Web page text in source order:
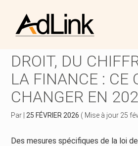
Aller
au
Créer et reprendre une activité
Développer votre entreprise
Construire votre patrimoine
Piloter votre gestion
Gérer vos ressources humaines
Dématérialiser vos documents
DROIT, DU
LA FINANCE : CE
CHANGER EN
Par 25 FÉVRIER 2026 ( Mise à jour 25
Des mesures spécifiques de la loi